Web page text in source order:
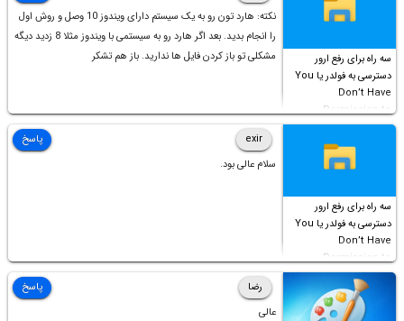
سه راه برای رفع ارور
دسترسی به فولدر یا You
Don’t Have
Permission to
Access this folder
نکته: هارد تون رو به یک سیستم دارای ویندوز 10 وصل و روش اول
را انجام بدید. بعد اگر هارد رو به سیستمی با ویندوز مثلا 8 زدید دیگه
مشکلی تو باز کردن فایل ها ندارید. باز هم تشکر
سه راه برای رفع ارور
دسترسی به فولدر یا You
Don’t Have
Permission to
Access this folder
exir
سلام عالی بود.
پاسخ
رضا
عالی
پاسخ